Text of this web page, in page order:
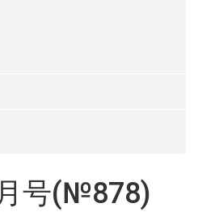
号(№878)